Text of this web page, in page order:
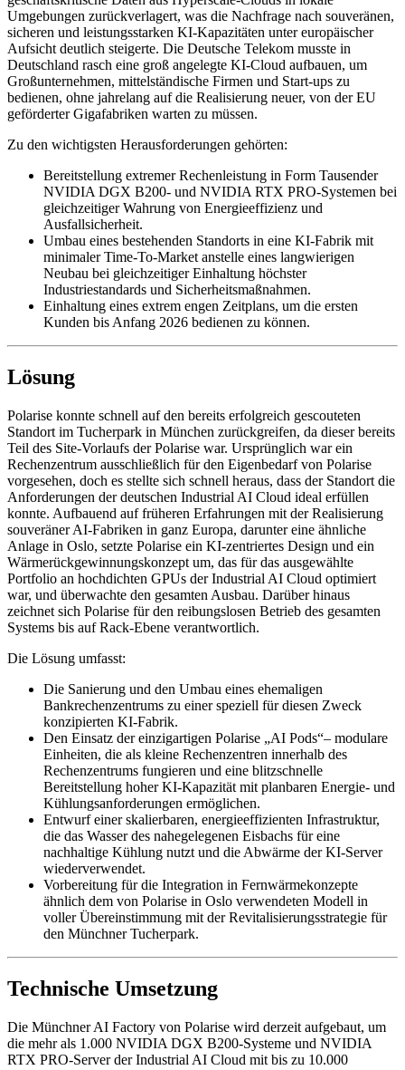
Umgebungen zurückverlagert, was die Nachfrage nach souveränen,
sicheren und leistungsstarken KI-Kapazitäten unter europäischer
Aufsicht deutlich steigerte. Die Deutsche Telekom musste in
Deutschland rasch eine groß angelegte KI-Cloud aufbauen, um
Großunternehmen, mittelständische Firmen und Start-ups zu
bedienen, ohne jahrelang auf die Realisierung neuer, von der EU
geförderter Gigafabriken warten zu müssen.
Zu den wichtigsten Herausforderungen gehörten:
Bereitstellung extremer Rechenleistung in Form Tausender
NVIDIA DGX B200- und NVIDIA RTX PRO-Systemen bei
gleichzeitiger Wahrung von Energieeffizienz und
Ausfallsicherheit.
Umbau eines bestehenden Standorts in eine KI-Fabrik mit
minimaler Time-To-Market anstelle eines langwierigen
Neubau bei gleichzeitiger Einhaltung höchster
Industriestandards und Sicherheitsmaßnahmen.
Einhaltung eines extrem engen Zeitplans, um die ersten
Kunden bis Anfang 2026 bedienen zu können.
Lösung
Polarise konnte schnell auf den bereits erfolgreich gescouteten
Standort im Tucherpark in München zurückgreifen, da dieser bereits
Teil des Site-Vorlaufs der Polarise war. Ursprünglich war ein
Rechenzentrum ausschließlich für den Eigenbedarf von Polarise
vorgesehen, doch es stellte sich schnell heraus, dass der Standort die
Anforderungen der deutschen Industrial AI Cloud ideal erfüllen
konnte. Aufbauend auf früheren Erfahrungen mit der Realisierung
souveräner AI-Fabriken in ganz Europa, darunter eine ähnliche
Anlage in Oslo, setzte Polarise ein KI-zentriertes Design und ein
Wärmerückgewinnungskonzept um, das für das ausgewählte
Portfolio an hochdichten GPUs der Industrial AI Cloud optimiert
war, und überwachte den gesamten Ausbau. Darüber hinaus
zeichnet sich Polarise für den reibungslosen Betrieb des gesamten
Systems bis auf Rack-Ebene verantwortlich.
Die Lösung umfasst:
Die Sanierung und den Umbau eines ehemaligen
Bankrechenzentrums zu einer speziell für diesen Zweck
konzipierten KI-Fabrik.
Den Einsatz der einzigartigen Polarise „AI Pods“– modulare
Einheiten, die als kleine Rechenzentren innerhalb des
Rechenzentrums fungieren und eine blitzschnelle
Bereitstellung hoher KI-Kapazität mit planbaren Energie- und
Kühlungsanforderungen ermöglichen.
Entwurf einer skalierbaren, energieeffizienten Infrastruktur,
die das Wasser des nahegelegenen Eisbachs für eine
nachhaltige Kühlung nutzt und die Abwärme der KI-Server
wiederverwendet.
Vorbereitung für die Integration in Fernwärmekonzepte
ähnlich dem von Polarise in Oslo verwendeten Modell in
voller Übereinstimmung mit der Revitalisierungsstrategie für
den Münchner Tucherpark.
Technische Umsetzung
Die Münchner AI Factory von Polarise wird derzeit aufgebaut, um
die mehr als 1.000 NVIDIA DGX B200-Systeme und NVIDIA
RTX PRO-Server der Industrial AI Cloud mit bis zu 10.000